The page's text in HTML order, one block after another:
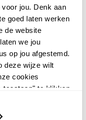
jou. Denk aan
goed laten werken
de website
we jou
op jou afgestemd.
deze wijze wilt
cookies
te klikken.